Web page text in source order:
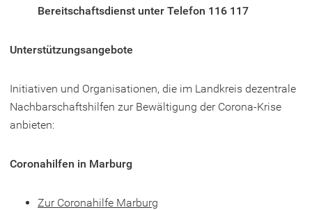
Bereitschaftsdienst unter Telefon 116 117
Unterstützungsangebote
Initiativen und Organisationen, die im Landkreis dezentrale
Nachbarschaftshilfen zur Bewältigung der Corona-Krise
anbieten:
Coronahilfen in Marburg
Zur Coronahilfe Marburg
(Öffnet